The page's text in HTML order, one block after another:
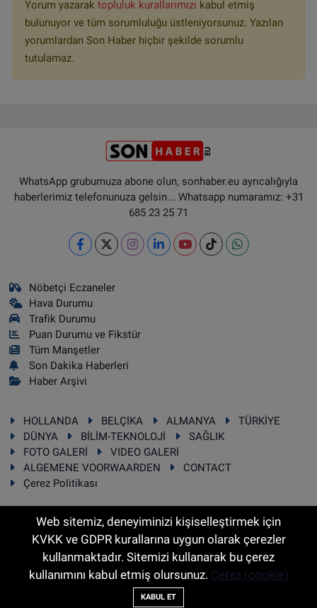
Yorum yazarak topluluk kurallarımızı kabul etmiş
bulunuyor ve tüm sorumluluğu üstleniyorsunuz. Yazılan
yorumlardan Son Haber hiçbir şekilde sorumlu
tutulamaz.
WhatsApp grubumuza abone olun, sonhaber.eu ayrıcalığıyla
haberlerimiz telefonunuza gelsin... Whatsapp numaramız: +31
685 23 25 71
Nöbetçi Eczaneler
Hava Durumu
Trafik Durumu
Puan Durumu ve Fikstür
Tüm Manşetler
Son Dakika Haberleri
Haber Arşivi
HOLLANDA BELÇİKA ALMANYA
TÜRKİYE
DÜNYA
BİLİM-TEKNOLOJİ
SAĞLIK
FOTO GALERİ
VIDEO GALERİ
ALGEMENE VOORWAARDEN
CONTACT
Çerez Politikası
RSS Copyright © 2025 Sonhaber.eu Her hakkı saklıdır.
Haber Yazılımı:TE Bilişim
Web sitemiz, deneyiminizi kişiselleştirmek için
KVKK ve GDPR kurallarına uygun olarak çerezler
kullanmaktadır. Sitemizi kullanarak bu çerez
kullanımını kabul etmiş olursunuz. Çerez (cookie)
KABUL ET